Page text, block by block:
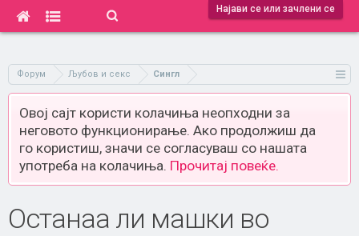
Најави се или зачлени се
Форум Љубов и секс Сингл
Овој сајт користи колачиња неопходни за
неговото функционирање. Ако продолжиш да
го користиш, значи се согласуваш со нашата
употреба на колачиња. Прочитај повеќе.
Останаа ли машки во